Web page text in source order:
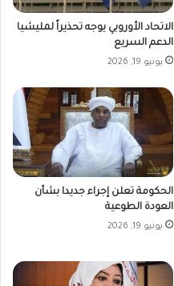
الاتحاد الأوروبي يوجه تحذيراً لمليشيا
الدعم السريع
يونيو 19, 2026
الحكومة تعلن إجراء جديدا بشأن
العودة الطوعية
يونيو 19, 2026